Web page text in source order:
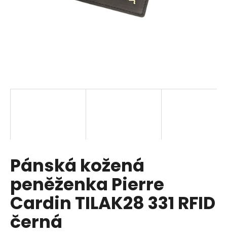
Pánská kožená
peněženka Pierre
Cardin TILAK28 331 RFID
černá
D
o
p
o
r
u
č